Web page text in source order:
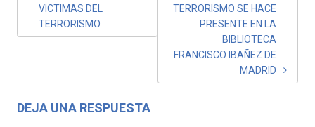
ENTRADAS
VICTIMAS DEL
TERRORISMO
TERRORISMO SE HACE
PRESENTE EN LA
BIBLIOTECA
FRANCISCO IBAÑEZ DE
MADRID
DEJA UNA RESPUESTA